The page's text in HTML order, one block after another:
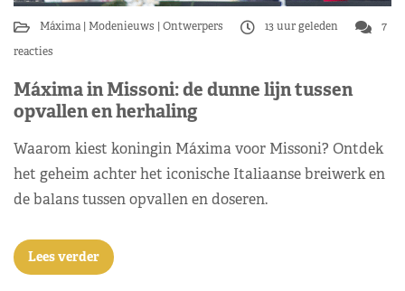
Máxima Modenieuws Ontwerpers 13 uur geleden
7
reacties
Máxima in Missoni: de dunne lijn tussen
opvallen en herhaling
Waarom kiest koningin Máxima voor Missoni? Ontdek
het geheim achter het iconische Italiaanse breiwerk en
de balans tussen opvallen en doseren.
Lees verder